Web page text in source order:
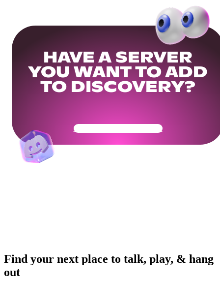
HAVE A SERVER
YOU WANT TO ADD
TO DISCOVERY?
Get Your Community Ready
Find your next place to talk, play, & hang
out